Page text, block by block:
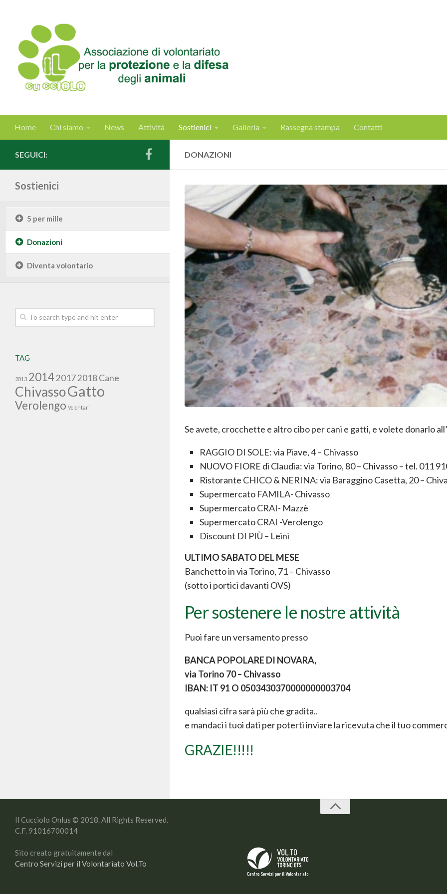
Home Chi siamo News Attività Sostienici Galleria Rassegna stampa Contatti
DONAZIONI
Se avete, crocchette e altro cibo per cani e gatti, e volete donarlo
RAGGIO DI SOLE: via Piave, 4 – Chivasso
NUOVO FIORE di Claudia: via Torino, 80 – Chivasso – tel. 011
Ristorante CHICO & NERINA: via Baraggino Casetta, 20 –
Supermercato FAMILA- Chivasso
Supermercato CRAI- Mazzè
Supermercato CRAI -Verolengo
Discount DI PIÙ – Leinì
ULTIMO SABATO DEL MESE
Banchetto in via Torino, 71 – Chivasso
(sotto i portici davanti OVS)
Per sostenere le nostre attività
Puoi fare un versamento presso
BANCA POPOLARE DI NOVARA,
via Torino 70 – Chivasso
IBAN: IT 91 O 0503430370000000003704
qualsiasi cifra sarà più che gradita..
e mandaci i tuoi dati per poterti inviare la ricevuta che il tuo
GRAZIE!!!!!
SEGUICI:
Sostienici
5 per mille
Donazioni
Diventa volontario
TAG
2013 2014 20172018Cane
ChivassoGatto
Verolengo Volontari
Il Cucciolo Onlus © 2018. All Rights Reserved.
C.F. 91016700014
Sito creato gratuitamente dal
Centro Servizi per il Volontariato Vol.To